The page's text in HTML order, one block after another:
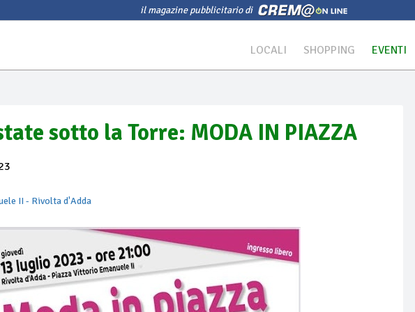
il magazine pubblicitario di
LOCALI SHOPPING EVENTI
sotto la Torre: MODA IN PIAZZA
II - Rivolta d'Adda